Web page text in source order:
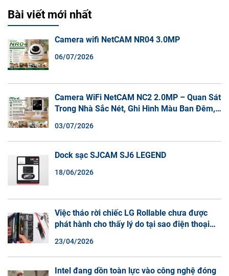
Bài viết mới nhất
Camera wifi NetCAM NR04 3.0MP
06/07/2026
Camera WiFi NetCAM NC2 2.0MP – Quan Sát
Trong Nhà Sắc Nét, Ghi Hình Màu Ban Đêm,
03/07/2026
Dock sạc SJCAM SJ6 LEGEND
18/06/2026
Việc tháo rời chiếc LG Rollable chưa được
phát hành cho thấy lý do tại sao điện thoại
23/04/2026
Intel đang dồn toàn lực vào công nghệ đóng